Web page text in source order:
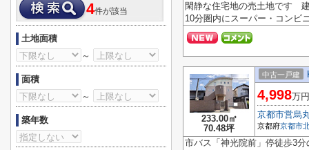
閑静な住宅地の売土地です
10分圏内にスーパー・コン
233.00㎡
70.48坪
中古一戸建
4,998万円
京都市営烏
京都府京都市
市バス「神光院前」停徒歩3
4件が該当
土地面積
～
面積
～
築年数